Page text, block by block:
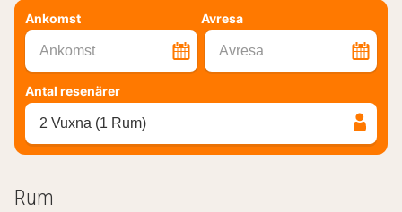
Ankomst Avresa
Ankomst Avresa
Antal resenärer
2 Vuxna (1 Rum)
Rum